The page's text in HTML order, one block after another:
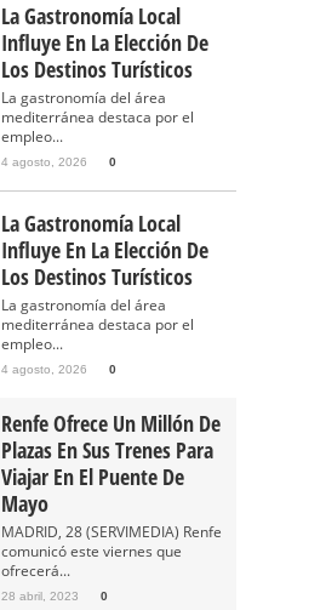
La Gastronomía Local
Influye En La Elección De
Los Destinos Turísticos
La gastronomía del área
mediterránea destaca por el
empleo...
4 agosto, 2026 0
La Gastronomía Local
Influye En La Elección De
Los Destinos Turísticos
La gastronomía del área
mediterránea destaca por el
empleo...
4 agosto, 2026 0
Renfe Ofrece Un Millón De
Plazas En Sus Trenes Para
Viajar En El Puente De
Mayo
MADRID, 28 (SERVIMEDIA) Renfe
comunicó este viernes que
ofrecerá...
28 abril, 2023 0